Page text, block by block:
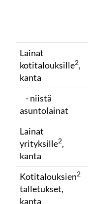
Lainat
kotitalouksille2,
kanta
- niistä
asuntolainat
Lainat
yrityksille2,
kanta
Kotitalouksien2
talletukset,
kanta